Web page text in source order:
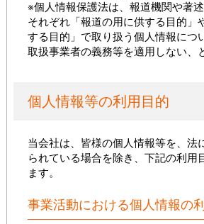
※個人情報保護法は、報道機関や著述
それぞれ「報道の用に供する目的」
する目的」で取り扱う個人情報につ
取扱事業者の義務等を適用しない、
個人情報等の利用目的
当会社は、皆様の個人情報等を、法
られている場合を除き、下記の利用
ます。
事業活動における個人情報の